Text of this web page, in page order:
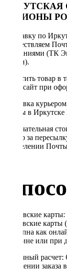
РЕГИОНЫ
Отправку по
осуществляем
компаниями (ТК
линии).
Оплатить товар в
через сайт при
Доставка
Почты в Иркутске
Окончательная
Тариф за
в отделении
Банковские
банковские
доступна как
магазине или при
Наличный
получении